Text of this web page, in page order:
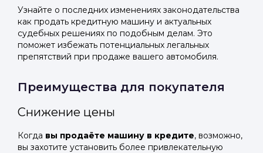
Узнайте о последних изменениях законодательства
как продать кредитную машину и актуальных
судебных решениях по подобным делам. Это
поможет избежать потенциальных легальных
препятствий при продаже вашего автомобиля.
Преимущества для покупателя
Снижение цены
Когда вы продаёте машину в кредите, возможно,
вы захотите установить более привлекательную